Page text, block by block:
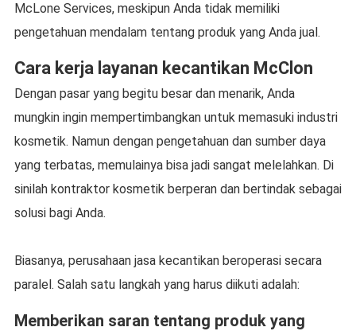
McLone Services, meskipun Anda tidak memiliki
pengetahuan mendalam tentang produk yang Anda jual.
Cara kerja layanan kecantikan McClon
Dengan pasar yang begitu besar dan menarik, Anda
mungkin ingin mempertimbangkan untuk memasuki industri
kosmetik. Namun dengan pengetahuan dan sumber daya
yang terbatas, memulainya bisa jadi sangat melelahkan. Di
sinilah kontraktor kosmetik berperan dan bertindak sebagai
solusi bagi Anda.
Biasanya, perusahaan jasa kecantikan beroperasi secara
paralel. Salah satu langkah yang harus diikuti adalah:
Memberikan saran tentang produk yang